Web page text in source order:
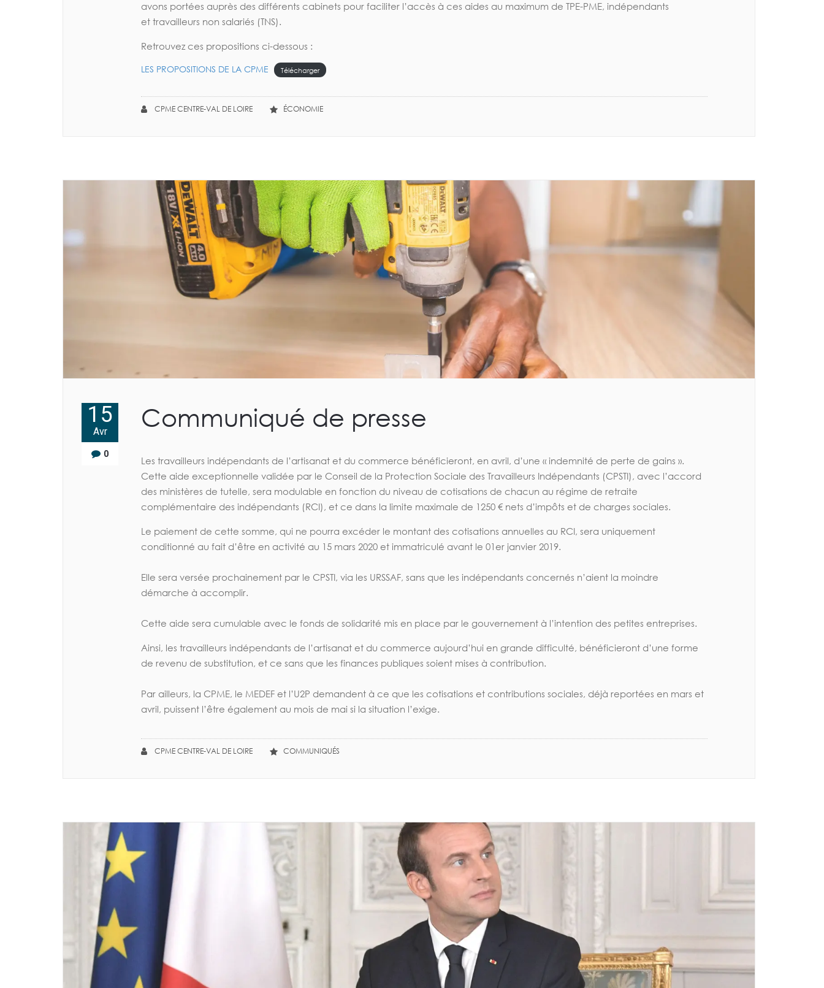
avons portées auprès des différents cabinets pour faciliter l’accès à ces aides au maximum de TPE-PME, indépendants
et travailleurs non salariés (TNS).
Retrouvez ces propositions ci-dessous :
LES PROPOSITIONS DE LA CPME Télécharger
CPME CENTRE-VAL DE LOIRE ÉCONOMIE
15
Avr
0
Communiqué de presse
Les travailleurs indépendants de l’artisanat et du commerce bénéficieront, en avril, d’une « indemnité de perte de gains ».
Cette aide exceptionnelle validée par le Conseil de la Protection Sociale des Travailleurs Indépendants (CPSTI), avec l’accord
des ministères de tutelle, sera modulable en fonction du niveau de cotisations de chacun au régime de retraite
complémentaire des indépendants (RCI), et ce dans la limite maximale de 1250 € nets d’impôts et de charges sociales.
Le paiement de cette somme, qui ne pourra excéder le montant des cotisations annuelles au RCI, sera uniquement
conditionné au fait d’être en activité au 15 mars 2020 et immatriculé avant le 01er janvier 2019.
Elle sera versée prochainement par le CPSTI, via les URSSAF, sans que les indépendants concernés n’aient la moindre
démarche à accomplir.
Cette aide sera cumulable avec le fonds de solidarité mis en place par le gouvernement à l’intention des petites entreprises.
Ainsi, les travailleurs indépendants de l’artisanat et du commerce aujourd’hui en grande difficulté, bénéficieront d’une forme
de revenu de substitution, et ce sans que les finances publiques soient mises à contribution.
Par ailleurs, la CPME, le MEDEF et l’U2P demandent à ce que les cotisations et contributions sociales, déjà reportées en mars et
avril, puissent l’être également au mois de mai si la situation l’exige.
CPME CENTRE-VAL DE LOIRE COMMUNIQUÉS